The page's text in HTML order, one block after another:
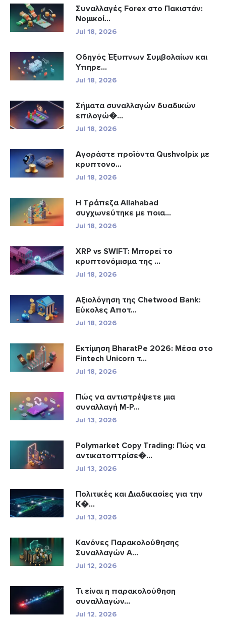
Συναλλαγές Forex στο Πακιστάν:
Νομικοί...
Jul 18, 2026
Οδηγός Έξυπνων Συμβολαίων και
Υπηρε...
Jul 18, 2026
Σήματα συναλλαγών δυαδικών
επιλογώ�...
Jul 18, 2026
Αγοράστε προϊόντα Qushvolpix με
κρυπτονο...
Jul 18, 2026
Η Τράπεζα Allahabad
συγχωνεύτηκε με ποια...
Jul 18, 2026
XRP vs SWIFT: Μπορεί το
κρυπτονόμισμα της ...
Jul 18, 2026
Αξιολόγηση της Chetwood Bank:
Εύκολες Αποτ...
Jul 18, 2026
Εκτίμηση BharatPe 2026: Μέσα στο
Fintech Unicorn τ...
Jul 18, 2026
Πώς να αντιστρέψετε μια
συναλλαγή M-P...
Jul 13, 2026
Polymarket Copy Trading: Πώς να
αντικατοπτρίσε�...
Jul 13, 2026
Πολιτικές και Διαδικασίες για την
Κ�...
Jul 13, 2026
Κανόνες Παρακολούθησης
Συναλλαγών A...
Jul 12, 2026
Τι είναι η παρακολούθηση
συναλλαγών...
Jul 12, 2026